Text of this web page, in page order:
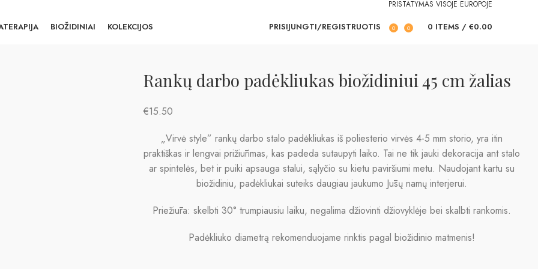
PRISTATYMAS VISOJE EUROPOJE
BIOŽIDINIAI KOLEKCIJOS PRISIJUNGTI/REGISTRUOTIS 0 0 0 ITEMS / €0.00
Rankų darbo padėkliukas biožidiniui 45 cm žalias
€15.50
„Virvė style” rankų darbo stalo padėkliukas iš poliesterio virvės 4-5 mm storio, yra itin
praktiškas ir lengvai prižiūrimas, kas padeda sutaupyti laiko. Tai ne tik jauki dekoracija ant stalo
ar spintelės, bet ir puiki apsauga stalui, sąlyčio su kietu paviršiumi metu. Naudojant kartu su
biožidiniu, padėkliukai suteiks daugiau jaukumo Jūsų namų interjerui.
Priežiūra: skelbti 30° trumpiausiu laiku, negalima džiovinti džiovyklėje bei skalbti rankomis.
Padėkliuko diametrą rekomenduojame rinktis pagal biožidinio matmenis!